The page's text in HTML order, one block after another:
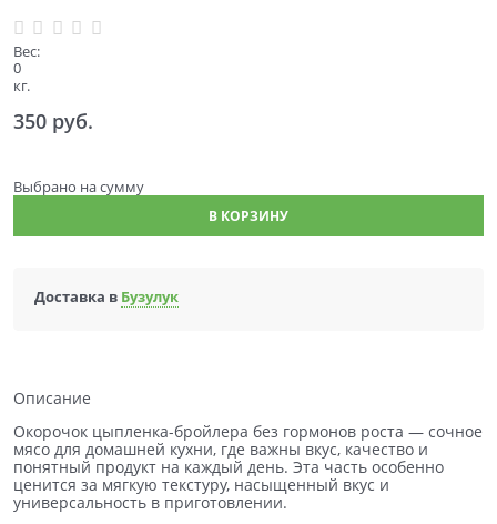
Вес:
0
кг.
350 руб.
Выбрано на сумму
В КОРЗИНУ
Доставка в Бузулук
Описание
Окорочок цыпленка-бройлера без гормонов роста — сочное
мясо для домашней кухни, где важны вкус, качество и
понятный продукт на каждый день. Эта часть особенно
ценится за мягкую текстуру, насыщенный вкус и
универсальность в приготовлении.